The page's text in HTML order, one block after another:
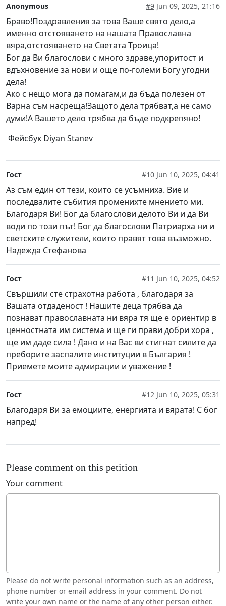
Anonymous #9 Jun 09, 2025, 21:16
Браво!Поздравления за това Ваше свято дело,а
именно отстояването на нашата Православна
вяра,отстояването на Светата Троица!
Бог да Ви благослови с много здраве,упоритост и
вдъхновение за нови и още по-големи Богу угодни
дела!
Ако с нещо мога да помагам,и да бъда полезен от
Варна съм насреща!Защото дела трябват,а не само
думи!А Вашето дело трябва да бъде подкрепяно!
Фейсбук Diyan Stanev
Гост #10 Jun 10, 2025, 04:41
Аз съм един от тези, които се усъмниха. Вие и
последвалите събития променихте мнението ми.
Благодаря Ви! Бог да благослови делото Ви и да Ви
води по този път! Бог да благослови Патриарха ни и
светските служители, които правят това възможно.
Надежда Стефанова
Гост #11 Jun 10, 2025, 04:52
Свършили сте страхотна работа , благодаря за
Вашата отдаденост ! Нашите деца трябва да
познават православната ни вяра тя ще е ориентир в
ценностната им система и ще ги прави добри хора ,
ще им даде сила ! Дано и на Вас ви стигнат силите да
преборите заспалите институции в България !
Приемете моите адмирации и уважение !
Гост #12 Jun 10, 2025, 05:31
Благодаря Ви за емоциите, енергията и вярата! С бог
напред!
Please comment on this petition
Your comment
Please do not write personal information such as an address,
phone number or email address in your comment. Do not
write your own name or the name of any other person either.